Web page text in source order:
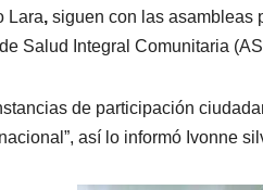
Lara, siguen con las asambleas
Salud Integral Comunitaria
de participación
así lo informó Ivonne